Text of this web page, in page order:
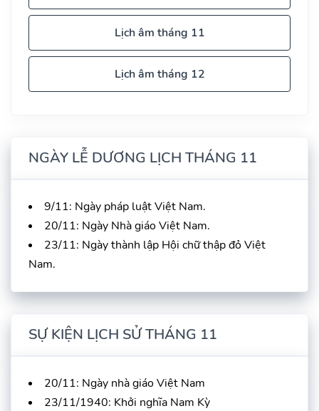
Lịch âm tháng 11
Lịch âm tháng 12
NGÀY LỄ DƯƠNG LỊCH THÁNG 11
9/11: Ngày pháp luật Việt Nam.
20/11: Ngày Nhà giáo Việt Nam.
23/11: Ngày thành lập Hội chữ thập đỏ Việt
Nam.
SỰ KIỆN LỊCH SỬ THÁNG 11
20/11: Ngày nhà giáo Việt Nam
23/11/1940: Khởi nghĩa Nam Kỳ